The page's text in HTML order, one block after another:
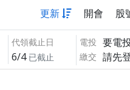
更新 開會 股
代領截止日
6/4 已截止
電投 要電
繳交 請先